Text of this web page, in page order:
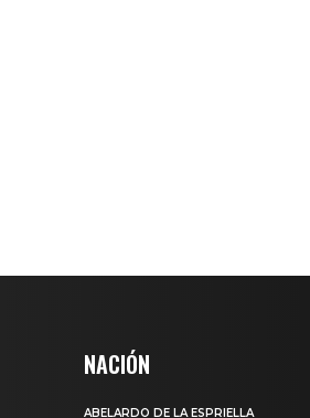
NACIÓN
ABELARDO DE LA ESPRIELLA